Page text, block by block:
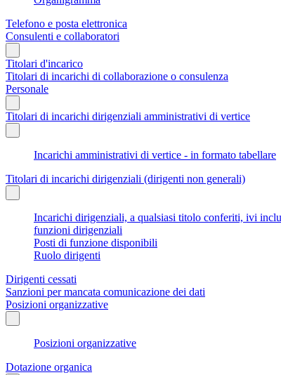
Telefono e posta elettronica
Consulenti e collaboratori
Titolari d'incarico
Titolari di incarichi di collaborazione o consulenza
Personale
Titolari di incarichi dirigenziali amministrativi di vertice
Incarichi amministrativi di vertice - in formato tabellare
Titolari di incarichi dirigenziali (dirigenti non generali)
Incarichi dirigenziali, a qualsiasi titolo conferiti, ivi
funzioni dirigenziali
Posti di funzione disponibili
Ruolo dirigenti
Dirigenti cessati
Sanzioni per mancata comunicazione dei dati
Posizioni organizzative
Posizioni organizzative
Dotazione organica